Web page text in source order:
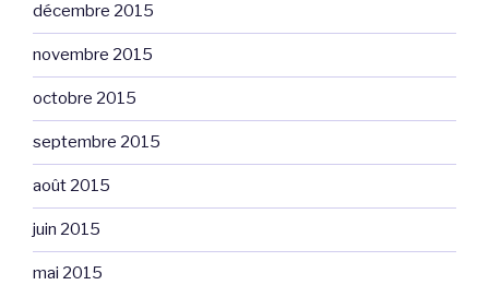
décembre 2015
novembre 2015
octobre 2015
septembre 2015
août 2015
juin 2015
mai 2015